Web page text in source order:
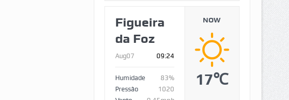
Figueira
da Foz
Aug07 09:24
Humidade
83%
Pressão
1020
NOW
17℃